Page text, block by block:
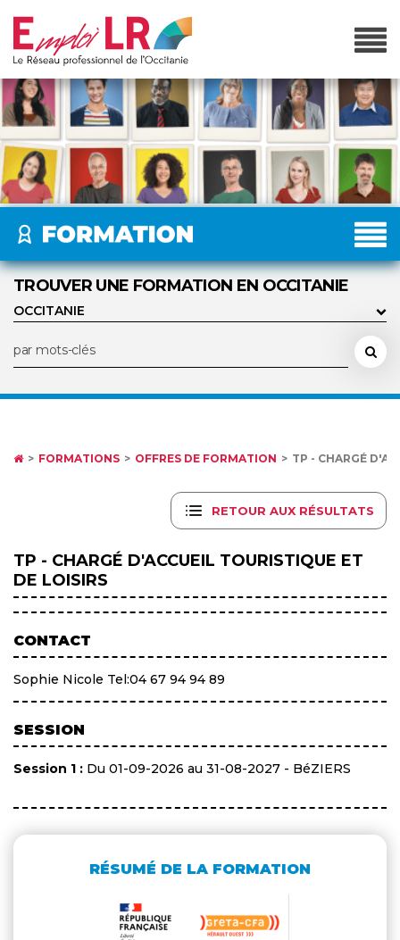
TROUVER UNE FORMATION EN OCCITANIE
FORMATIONS OFFRES DE FORMATION TP - CHARGÉ
RETOUR AUX RÉSULTATS
TP - CHARGÉ D'ACCUEIL TOURISTIQUE ET
DE LOISIRS
CONTACT
Sophie Nicole Tel:04 67 94 94 89
SESSION
Session 1 : Du 01-09-2026 au 31-08-2027 - BéZIERS
RÉSUMÉ DE LA FORMATION